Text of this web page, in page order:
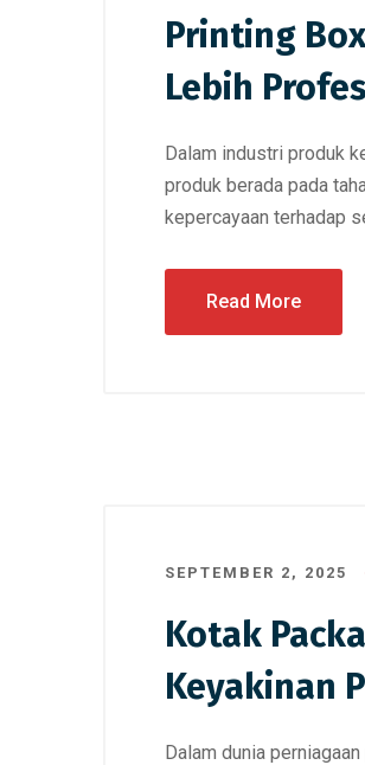
Printing
Lebih
Dalam industri produk
produk berada pada
kepercayaan terhadap
Read More
SEPTEMBER 2, 2025
Kotak
Keyakinan
Dalam dunia